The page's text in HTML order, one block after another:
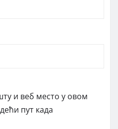
и веб место у овом
пут када